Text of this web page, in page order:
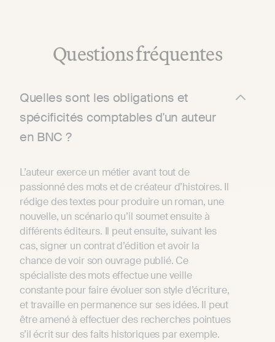
Questions fréquentes
Quelles sont les obligations et
spécificités comptables d'un auteur
en BNC ?
L’auteur exerce un métier avant tout de
passionné des mots et de créateur d’histoires. Il
rédige des textes pour produire un roman, une
nouvelle, un scénario qu’il soumet ensuite à
différents éditeurs. Il peut ensuite, suivant les
cas, signer un contrat d’édition et avoir la
chance de voir son ouvrage publié. Ce
spécialiste des mots effectue une veille
constante pour faire évoluer son style d’écriture,
et travaille en permanence sur ses idées. Il peut
être amené à effectuer des recherches pointues
s’il écrit sur des faits historiques par exemple.